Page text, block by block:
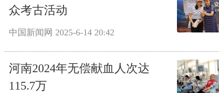
众考古活动
中国新闻网 2025-6-14 20:42
河南2024年无偿献血人次达
115.7万